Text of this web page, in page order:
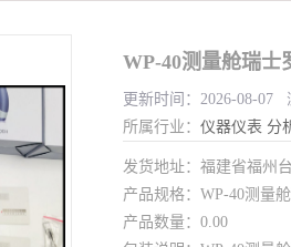
WP-40测量舱瑞士
更新时间：2026-08-07
所属行业： 仪器仪表 分
发货地址：福建省福州
产品规格：WP-40测量
产品数量：0.00